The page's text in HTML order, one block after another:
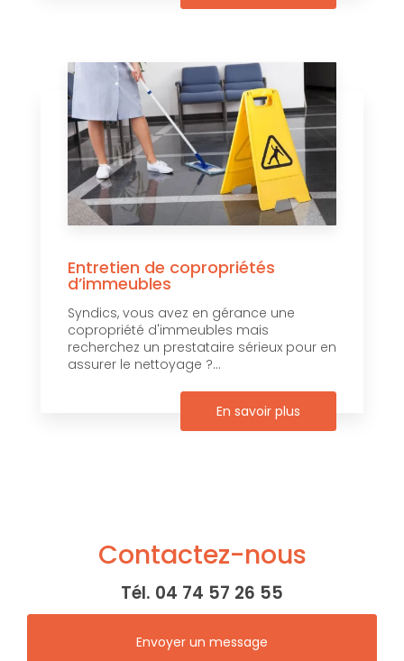
Entretien de copropriétés
d’immeubles
Syndics, vous avez en gérance une
copropriété d'immeubles mais
recherchez un prestataire sérieux pour en
assurer le nettoyage ?...
En savoir plus
Contactez-nous
Tél. 04 74 57 26 55
Envoyer un message